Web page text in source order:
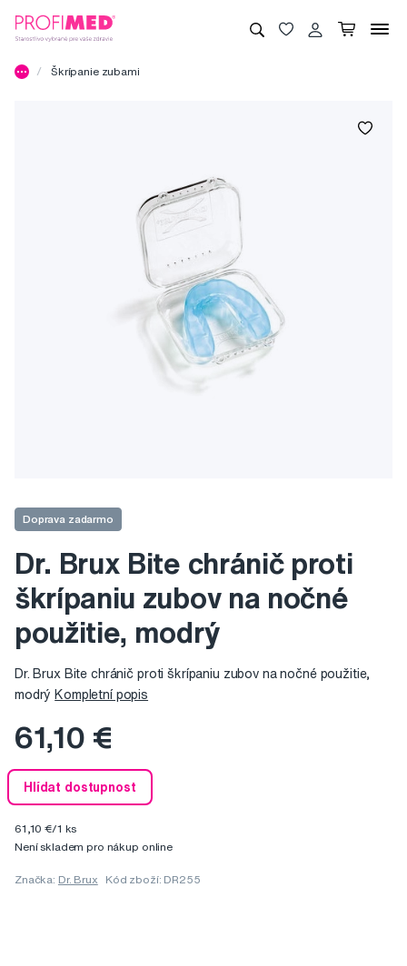
Škrípanie zubami
Doprava zadarmo
Dr. Brux Bite chránič proti
škrípaniu zubov na nočné
použitie, modrý
Dr. Brux Bite chránič proti škrípaniu zubov na nočné použitie,
modrý Kompletní popis
61,10 €
Hlídat dostupnost
61,10 €/1 ks
Není skladem pro nákup online
Značka: Dr. Brux Kód zboží: DR255